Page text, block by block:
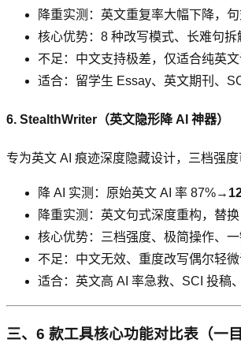
降重实测：英文重复率大幅下降，
核心优势：8 种改写模式、长难句
不足：中文支持极差，仅适合纯英
适合：留学生 Essay、英文期刊、
6. StealthWriter（英文隐形降 AI 神器）
专为英文 AI 痕迹深度隐藏设计，三档强度
降 AI 实测：原始英文 AI 率 87%→
降重实测：英文句式深度重构，替
核心优势：三档强度、极简操作、
不足：中文无效、重度改写偶尔轻
适合：英文高 AI 率急救、SCI 投稿
三、6 款工具核心功能对比表（一